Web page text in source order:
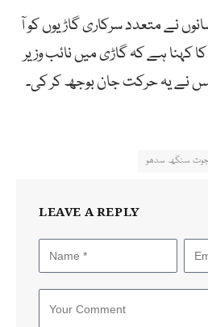
نےمتعددسرکاریگاڑیوںکوآ
کاکہناہےکہگاڑیمیںنائبوزیر
نےیہحرکتجانبوجھکرکی۔
سنگھ سدھو
LEAVE A REPLY